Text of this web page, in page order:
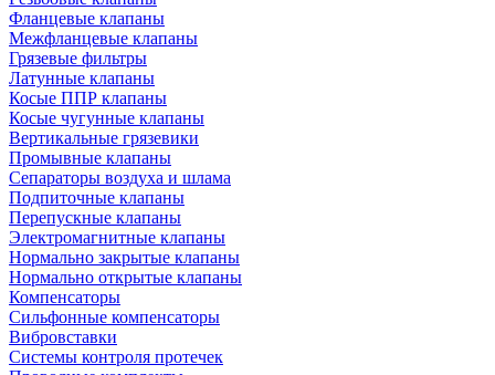
Фланцевые клапаны
Межфланцевые клапаны
Грязевые фильтры
Латунные клапаны
Косые ППР клапаны
Косые чугунные клапаны
Вертикальные грязевики
Промывные клапаны
Сепараторы воздуха и шлама
Подпиточные клапаны
Перепускные клапаны
Электромагнитные клапаны
Нормально закрытые клапаны
Нормально открытые клапаны
Компенсаторы
Сильфонные компенсаторы
Вибровставки
Системы контроля протечек